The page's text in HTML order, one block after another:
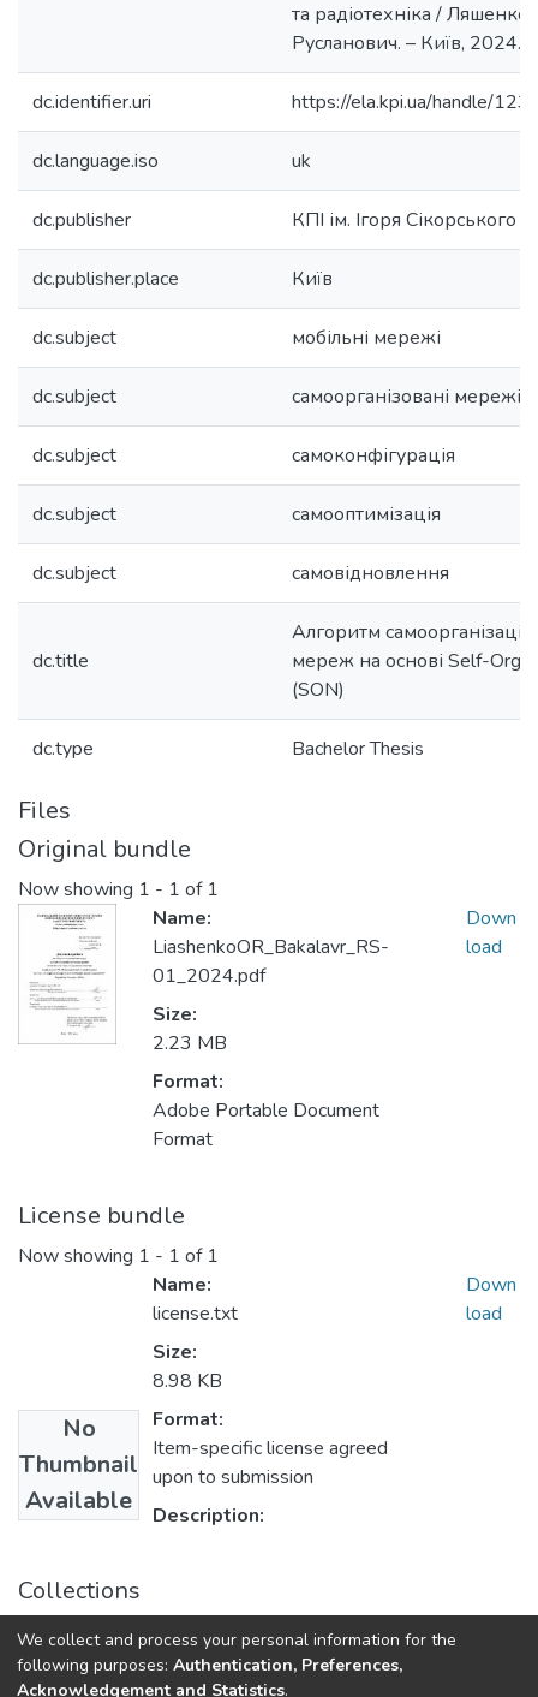
та радіотехніка /
Русланович. – Київ, 2024.
dc.identifier.uri https://ela.kpi.ua/handle/
dc.language.iso uk
dc.publisher КПІ ім. Ігоря Сікорського
dc.publisher.place Київ
dc.subject мобільні мережі
dc.subject самоорганізовані мережі
dc.subject самоконфігурація
dc.subject самооптимізація
dc.subject самовідновлення
dc.title
Алгоритм самоорганізації
мереж на основі Self-
(SON)
dc.type Bachelor Thesis
Files
Original bundle
Now showing 1 - 1 of 1
Name:
LiashenkoOR_Bakalavr_RS-
01_2024.pdf
Size:
2.23 MB
Format:
Adobe Portable Document
Format
Down
load
License bundle
Now showing 1 - 1 of 1
No
Thumbnail
Available
Name:
license.txt
Size:
8.98 KB
Format:
Item-specific license agreed
upon to submission
Description:
Down
load
Collections
Бакалаврські роботи (РТС)
Бакалаврські роботи
We collect and process your personal information for the
following purposes: Authentication, Preferences,
Acknowledgement and Statistics.